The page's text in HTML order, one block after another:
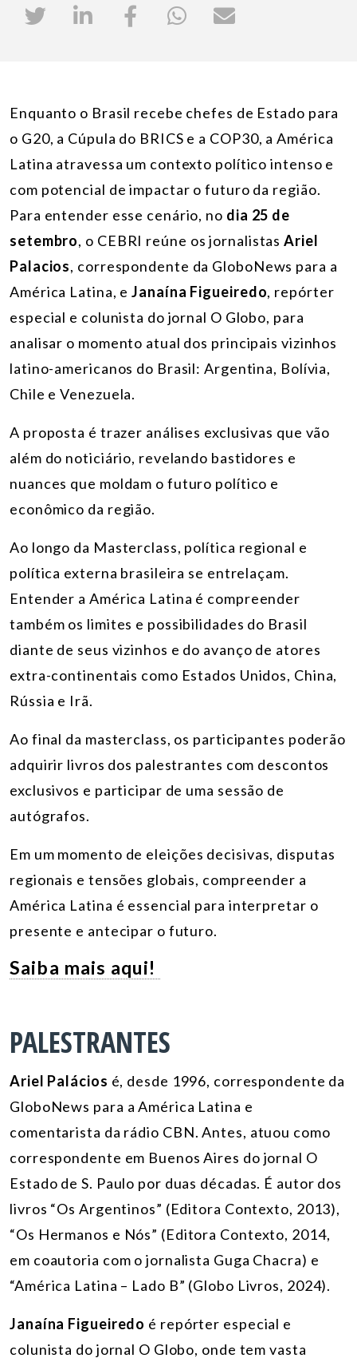
Enquanto o Brasil recebe chefes de Estado para
o G20, a Cúpula do BRICS e a COP30, a América
Latina atravessa um contexto político intenso e
com potencial de impactar o futuro da região.
Para entender esse cenário, no dia 25 de
setembro, o CEBRI reúne os jornalistasAriel
Palacios, correspondente da GloboNews para a
América Latina, eJanaína Figueiredo, repórter
especial e colunista do jornal O Globo, para
analisar o momento atual dos principais vizinhos
latino-americanos do Brasil: Argentina, Bolívia,
Chile e Venezuela.
A proposta é trazer análises exclusivas que vão
além do noticiário, revelando bastidores e
nuances que moldam o futuro político e
econômico da região.
Ao longo da Masterclass, política regional e
política externa brasileira se entrelaçam.
Entender a América Latina é compreender
também os limites e possibilidades do Brasil
diante de seus vizinhos e do avanço de atores
extra-continentais como Estados Unidos, China,
Rússia e Irã.
Ao final da masterclass, os participantes poderão
adquirir livros dos palestrantes com descontos
exclusivos e participar de uma sessão de
autógrafos.
Em um momento de eleições decisivas, disputas
regionais e tensões globais, compreender a
América Latina é essencial para interpretar o
presente e antecipar o futuro.
Saiba mais aqui!
PALESTRANTES
Ariel Palácios é, desde 1996, correspondente da
GloboNews para a América Latina e
comentarista da rádio CBN. Antes, atuou como
correspondente em Buenos Aires do jornal O
Estado de S. Paulo por duas décadas. É autor dos
livros “Os Argentinos” (Editora Contexto, 2013),
“Os Hermanos e Nós” (Editora Contexto, 2014,
em coautoria com o jornalista Guga Chacra) e
“América Latina – Lado B” (Globo Livros, 2024).
Janaína Figueiredo é repórter especial e
colunista do jornal O Globo, onde tem vasta